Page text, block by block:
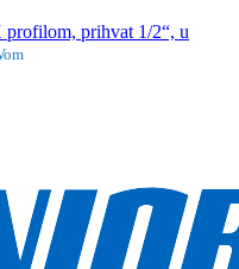
prihvat 1/2“, u